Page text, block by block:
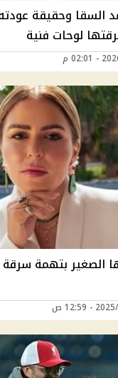
السقا وحقيقة
لوحات فنية
الصغير بتهمة سرقة